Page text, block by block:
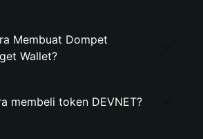
Membuat Dompet
Wallet?
membeli token DEVNET?